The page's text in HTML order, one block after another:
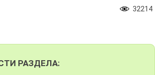
32214
РАЗДЕЛА: